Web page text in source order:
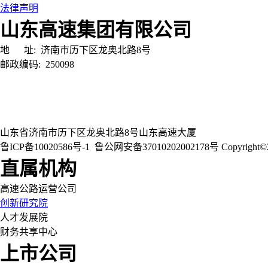
法律声明
山东高速集团有限公司
地 址: 济南市历下区龙奥北路8号
邮政编码: 250098
山东省济南市历下区龙奥北路8号山东高速大厦
鲁ICP备10020586号-1
鲁公网安备37010202002178号
直属机构
高速公路运营公司
创新研究院
人才发展院
财务共享中心
上市公司